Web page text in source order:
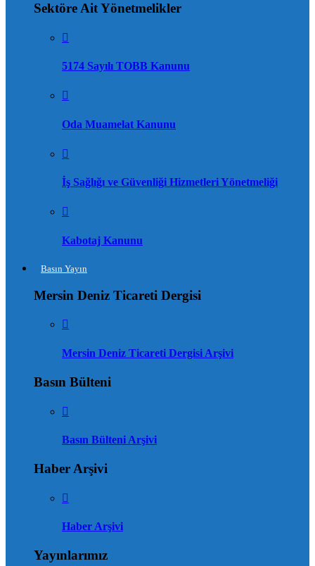
Sektöre Ait Yönetmelikler
5174 Sayılı TOBB Kanunu
Oda Muamelat Kanunu
İş Sağlığı ve Güvenliği Hizmetleri Yönetmeliği
Kabotaj Kanunu
Basın Yayın
Mersin Deniz Ticareti Dergisi
Mersin Deniz Ticareti Dergisi Arşivi
Basın Bülteni
Basın Bülteni Arşivi
Haber Arşivi
Haber Arşivi
Yayınlarımız